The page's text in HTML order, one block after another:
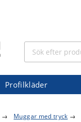
Profilkläder
→ Muggar med tryck →